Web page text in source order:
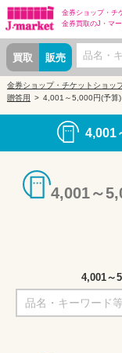
金券ショップ・ チ
金券買取のJ・マ
買取 販売
金券ショップ・チケットショッ
贈答用
4,001～5,000円(予算)
4,001
4,001～
4,001～